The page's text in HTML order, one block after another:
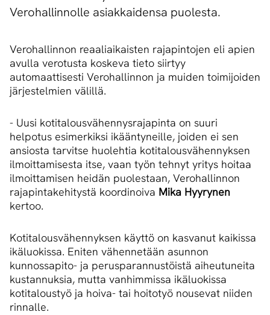
Verohallinnolle asiakkaidensa puolesta.
Verohallinnon reaaliaikaisten rajapintojen eli apien
avulla verotusta koskeva tieto siirtyy
automaattisesti Verohallinnon ja muiden toimijoiden
järjestelmien välillä.
- Uusi kotitalousvähennysrajapinta on suuri
helpotus esimerkiksi ikääntyneille, joiden ei sen
ansiosta tarvitse huolehtia kotitalousvähennyksen
ilmoittamisesta itse, vaan työn tehnyt yritys hoitaa
ilmoittamisen heidän puolestaan, Verohallinnon
rajapintakehitystä koordinoiva Mika Hyyrynen
kertoo.
Kotitalousvähennyksen käyttö on kasvanut kaikissa
ikäluokissa. Eniten vähennetään asunnon
kunnossapito- ja perusparannustöistä aiheutuneita
kustannuksia, mutta vanhimmissa ikäluokissa
kotitaloustyö ja hoiva- tai hoitotyö nousevat niiden
rinnalle.